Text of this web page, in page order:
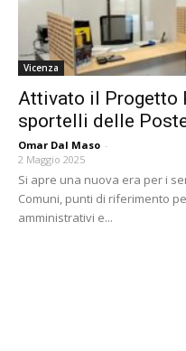
Vicenza
Attivato il Progetto
sportelli delle
Omar Dal Maso -
2 Maggio 2025
Si apre una nuova era per i
Comuni, punti di riferimento
amministrativi e...